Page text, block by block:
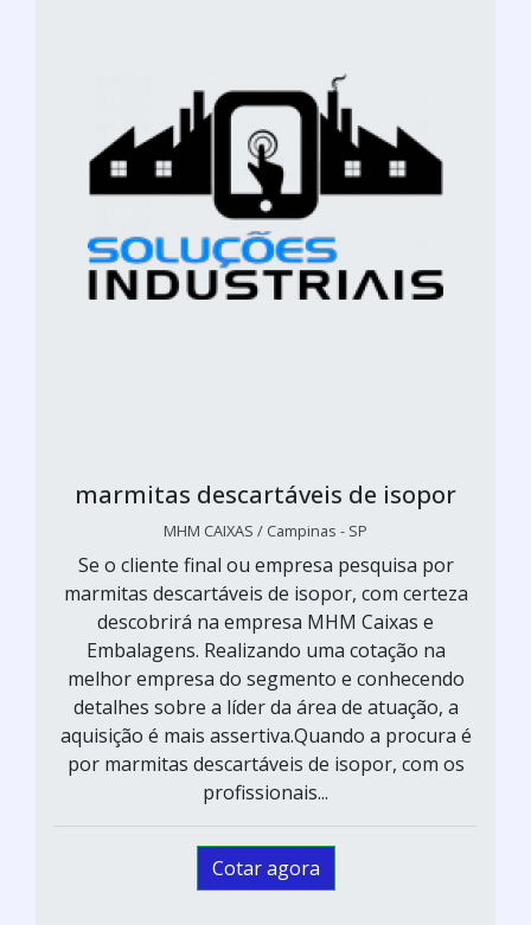
marmitas descartáveis de isopor
MHM CAIXAS / Campinas - SP
Se o cliente final ou empresa pesquisa por
marmitas descartáveis de isopor, com certeza
descobrirá na empresa MHM Caixas e
Embalagens. Realizando uma cotação na
melhor empresa do segmento e conhecendo
detalhes sobre a líder da área de atuação, a
aquisição é mais assertiva.Quando a procura é
por marmitas descartáveis de isopor, com os
profissionais...
Cotar agora